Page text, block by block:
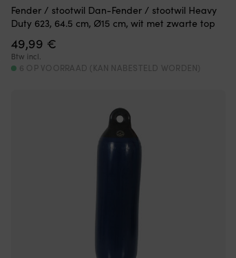
Fender / stootwil Dan-Fender / stootwil Heavy
Duty 623, 64.5 cm, Ø15 cm, wit met zwarte top
49,99 €
Btw incl.
6 OP VOORRAAD (KAN NABESTELD WORDEN)